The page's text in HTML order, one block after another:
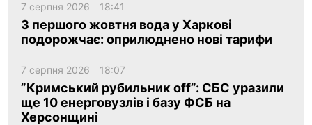
7 серпня 2026 18:41
З першого жовтня вода у Харкові
подорожчає: оприлюднено нові тарифи
7 серпня 2026 18:07
”Кримський рубильник off”: СБС уразили
ще 10 енерговузлів і базу ФСБ на
Херсонщині